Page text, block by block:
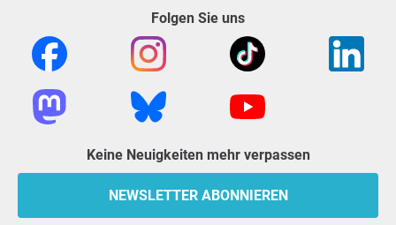
Folgen Sie uns
Keine Neuigkeiten mehr verpassen
NEWSLETTER ABONNIEREN